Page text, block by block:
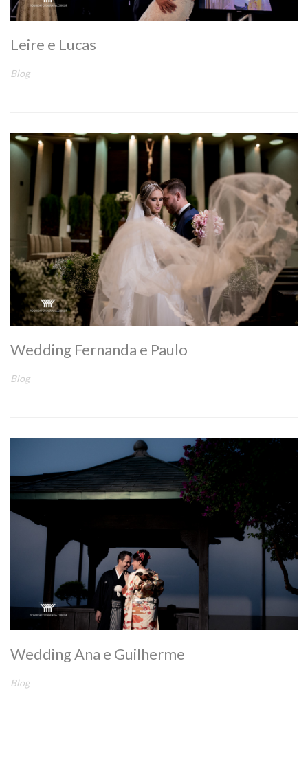
Leire e Lucas
Blog
Wedding Fernanda e Paulo
Blog
Wedding Ana e Guilherme
Blog